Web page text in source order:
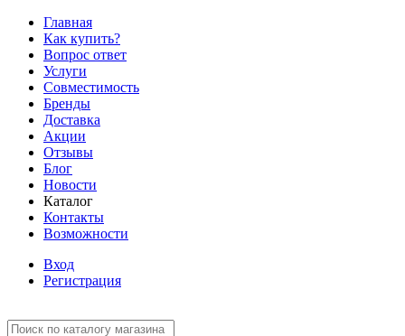
Главная
Как купить?
Вопрос ответ
Услуги
Совместимость
Бренды
Доставка
Акции
Отзывы
Блог
Новости
Каталог
Контакты
Возможности
Вход
Регистрация